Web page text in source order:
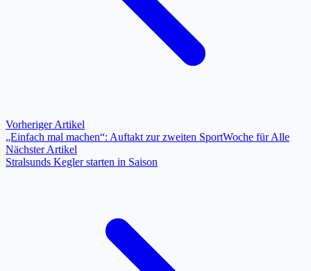
Vorheriger Artikel
„Einfach mal machen“: Auftakt zur zweiten SportWoche für Alle
Nächster Artikel
Stralsunds Kegler starten in Saison